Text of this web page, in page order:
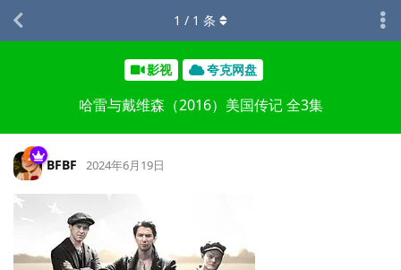
影视 夸克网盘
哈雷与戴维森（2016）美国传记 全3集
1 / 1 条
BFBF 2024年6月19日